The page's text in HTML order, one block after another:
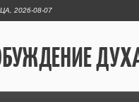
2026-08-07